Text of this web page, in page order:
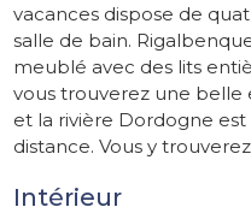
vacances dispose de
salle de bain.
meublé avec des lits
vous trouverez une belle
et la rivière Dordogne
distance. Vous y
Intérieur